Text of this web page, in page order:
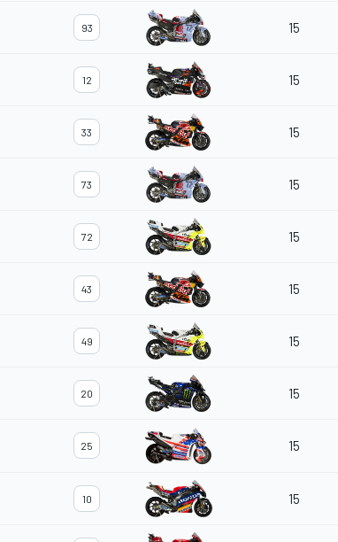
93 15
12 15
33 15
73 15
72 15
43 15
49 15
20 15
25 15
10 15